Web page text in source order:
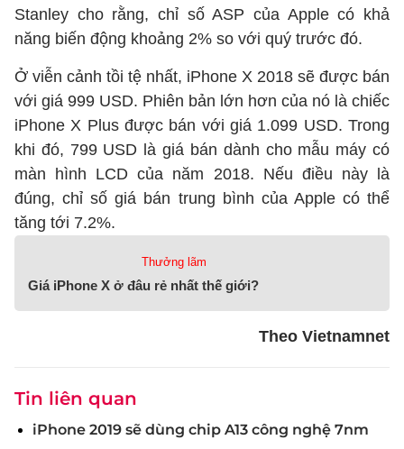
Stanley cho rằng, chỉ số ASP của Apple có khả
năng biến động khoảng 2% so với quý trước đó.
Ở viễn cảnh tồi tệ nhất, iPhone X 2018 sẽ được bán
với giá 999 USD. Phiên bản lớn hơn của nó là chiếc
iPhone X Plus được bán với giá 1.099 USD. Trong
khi đó, 799 USD là giá bán dành cho mẫu máy có
màn hình LCD của năm 2018. Nếu điều này là
đúng, chỉ số giá bán trung bình của Apple có thể
tăng tới 7.2%.
Thưởng lãm
Giá iPhone X ở đâu rẻ nhất thế giới?
Theo Vietnamnet
Tin liên quan
iPhone 2019 sẽ dùng chip A13 công nghệ 7nm